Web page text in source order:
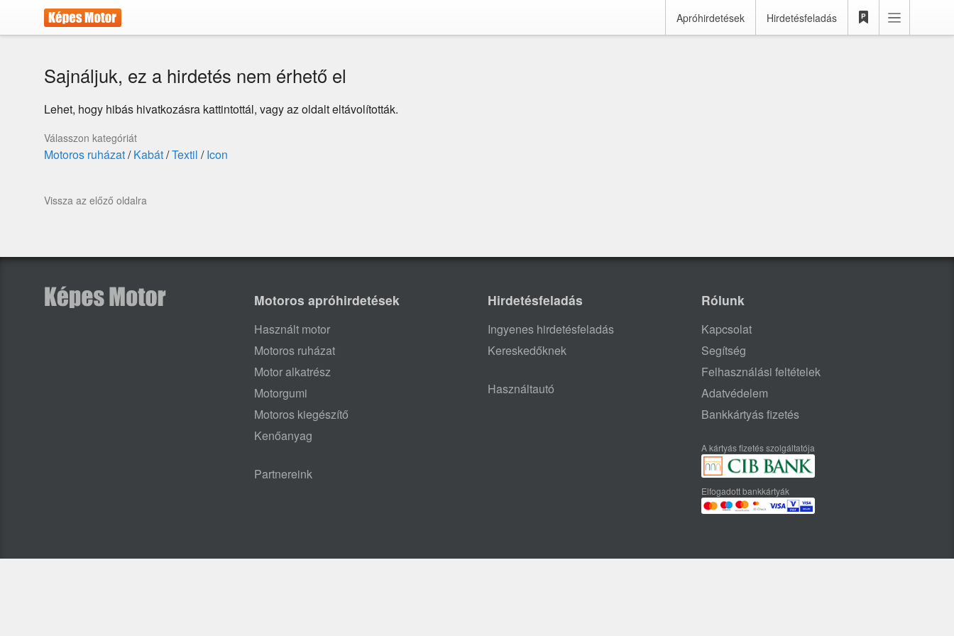
Apróhirdetések Hirdetésfeladás
Sajnáljuk, ez a hirdetés nem érhető el
Lehet, hogy hibás hivatkozásra kattintottál, vagy az oldalt eltávolították.
Válasszon kategóriát
Motoros ruházat/Kabát/Textil /Icon
Vissza az előző oldalra
Motoros apróhirdetések
Használt motor
Motoros ruházat
Motor alkatrész
Motorgumi
Motoros kiegészítő
Kenőanyag
Partnereink
Hirdetésfeladás
Ingyenes hirdetésfeladás
Kereskedőknek
Használtautó
Rólunk
Kapcsolat
Segítség
Felhasználási feltételek
Adatvédelem
Bankkártyás fizetés
A kártyás fizetés szolgáltatója
Elfogadott bankkártyák